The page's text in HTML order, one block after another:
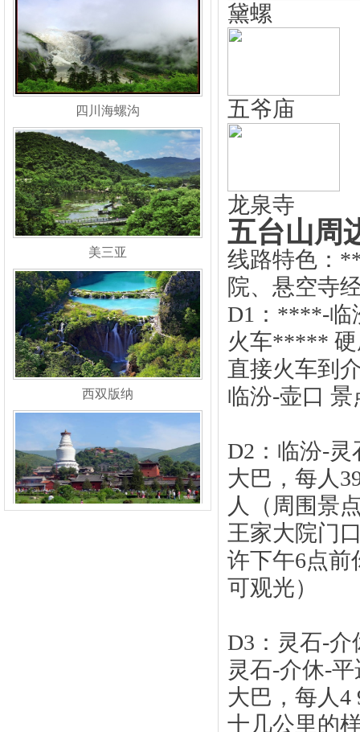
四川海螺沟
摄像头屏蔽器
美三亚
地磅遥控器
西双版纳
山西五台山、云冈石窟
黛螺
五爷庙
龙泉寺
五台山周
线路特色：
院、悬空寺
D1：****-
火车*****
直接火车到
临汾-壶口
D2：临汾-灵
大巴，每人
人（周围景
王家大院门
许下午6点前
可观光）
D3：灵石-
灵石-介休-平
大巴，每人
十几公里的